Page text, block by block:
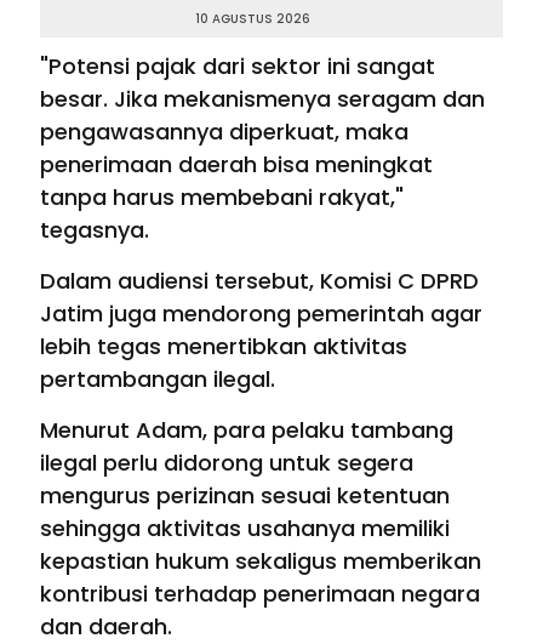
10 AGUSTUS 2026
"Potensi pajak dari sektor ini sangat
besar. Jika mekanismenya seragam dan
pengawasannya diperkuat, maka
penerimaan daerah bisa meningkat
tanpa harus membebani rakyat,"
tegasnya.
Dalam audiensi tersebut, Komisi C DPRD
Jatim juga mendorong pemerintah agar
lebih tegas menertibkan aktivitas
pertambangan ilegal.
Menurut Adam, para pelaku tambang
ilegal perlu didorong untuk segera
mengurus perizinan sesuai ketentuan
sehingga aktivitas usahanya memiliki
kepastian hukum sekaligus memberikan
kontribusi terhadap penerimaan negara
dan daerah.